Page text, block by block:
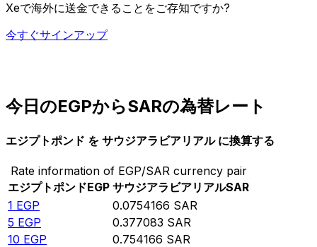
Xeで海外に送金できることをご存知ですか?
今すぐサインアップ
今日のEGPからSARの為替レート
エジプトポンド を サウジアラビアリアル に換算する
Rate information of EGP/SAR currency pair
エジプトポンドEGP サウジアラビアリアルSAR
1 EGP 0.0754166 SAR
5 EGP 0.377083 SAR
10 EGP 0.754166 SAR